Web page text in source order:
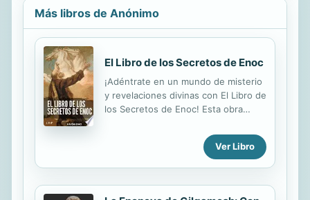
Más libros de Anónimo
El Libro de los Secretos de Enoc
¡Adéntrate en un mundo de misterio
y revelaciones divinas con El Libro de
los Secretos de Enoc! Esta obra
antigüedad que explora la vida del
profeta Enoc y su conexión con el
Ver Libro